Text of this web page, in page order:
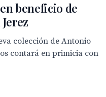
beneficio de
colección de Antonio
contará en primicia con